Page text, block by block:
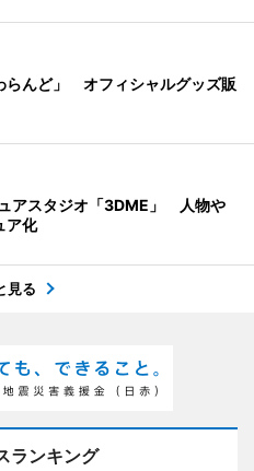
らんど」 オフィシャルグッズ販
アスタジオ「3DME」 人物や
ア化
見る
ランキング